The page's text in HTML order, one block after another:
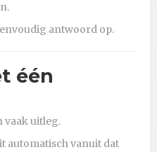
antwoord op.
één
vaak uitleg.
automatisch vanuit dat